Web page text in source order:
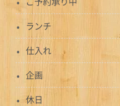
ランチ
仕入れ
企画
休日